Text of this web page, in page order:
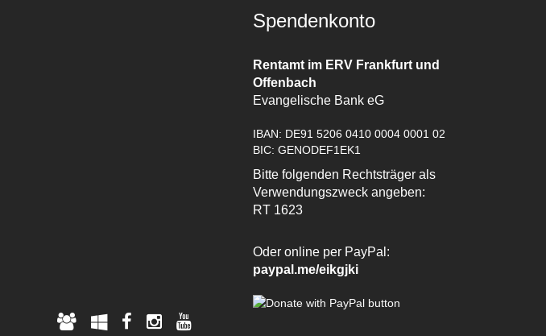
Spendenkonto
Rentamt im ERV Frankfurt und
Offenbach
Evangelische Bank eG
IBAN: DE91 5206 0410 0004 0001 02
BIC: GENODEF1EK1
Bitte folgenden Rechtsträger als
Verwendungszweck angeben:
RT 1623
Oder online per PayPal:
paypal.me/eikgjki